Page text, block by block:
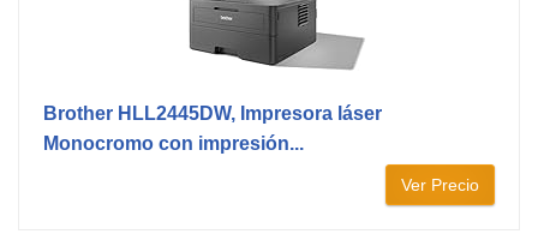
Brother HLL2445DW, Impresora láser
Monocromo con impresión...
Ver Precio